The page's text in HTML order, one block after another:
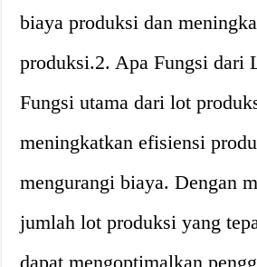
biaya produksi dan
produksi.2. Apa Fungsi dari
Fungsi utama dari lot
meningkatkan efisiensi
mengurangi biaya. Dengan
jumlah lot produksi yang
dapat mengoptimalkan